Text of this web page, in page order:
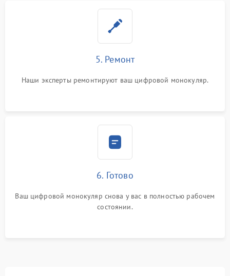
5. Ремонт
Наши эксперты ремонтируют ваш цифровой монокуляр.
6. Готово
Ваш цифровой монокуляр снова у вас в полностью рабочем
состоянии.